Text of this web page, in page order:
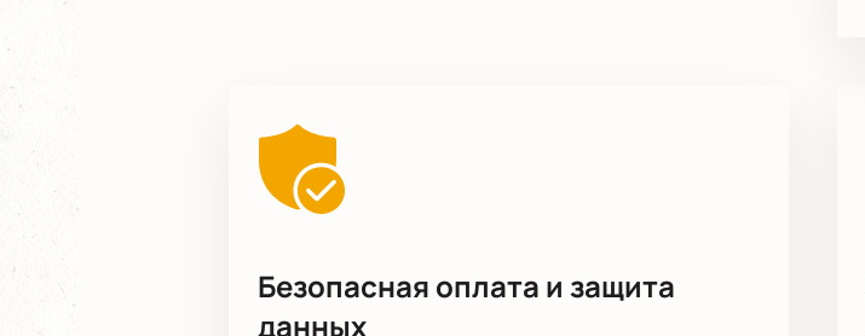
Безопасная оплата и защита
данных